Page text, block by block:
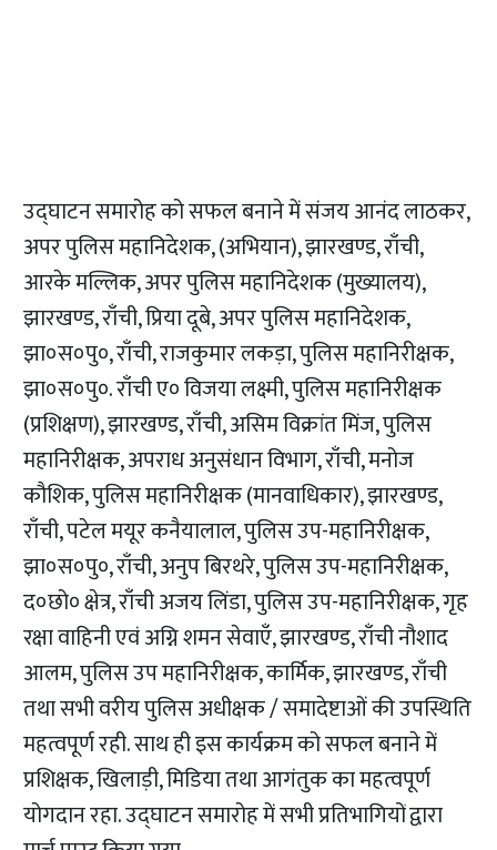
उद्घाटन समारोह को सफल बनाने में संजय आनंद लाठकर,
अपर पुलिस महानिदेशक, (अभियान), झारखण्ड, राँची,
आरके मल्लिक, अपर पुलिस महानिदेशक (मुख्यालय),
झारखण्ड, राँची, प्रिया दूबे, अपर पुलिस महानिदेशक,
झा०स०पु०, राँची, राजकुमार लकड़ा, पुलिस महानिरीक्षक,
झा०स०पु०. राँची ए० विजया लक्ष्मी, पुलिस महानिरीक्षक
(प्रशिक्षण), झारखण्ड, राँची, असिम विक्रांत मिंज, पुलिस
महानिरीक्षक, अपराध अनुसंधान विभाग, राँची, मनोज
कौशिक, पुलिस महानिरीक्षक (मानवाधिकार), झारखण्ड,
राँची, पटेल मयूर कनैयालाल, पुलिस उप-महानिरीक्षक,
झा०स०पु०, राँची, अनुप बिरथरे, पुलिस उप-महानिरीक्षक,
द०छो० क्षेत्र, राँची अजय लिंडा, पुलिस उप-महानिरीक्षक, गृह
रक्षा वाहिनी एवं अग्नि शमन सेवाएँ, झारखण्ड, राँची नौशाद
आलम, पुलिस उप महानिरीक्षक, कार्मिक, झारखण्ड, राँची
तथा सभी वरीय पुलिस अधीक्षक / समादेष्टाओं की उपस्थिति
महत्वपूर्ण रही. साथ ही इस कार्यक्रम को सफल बनाने में
प्रशिक्षक, खिलाड़ी, मिडिया तथा आगंतुक का महत्वपूर्ण
योगदान रहा. उद्घाटन समारोह में सभी प्रतिभागियों द्वारा